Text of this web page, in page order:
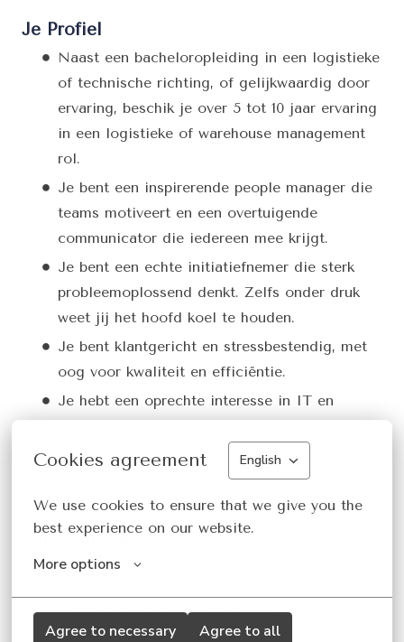
Cookies agreement English
We use cookies to ensure that we give you the
best experience on our website.
More options
Agree to necessary Agree to all
Je Profiel
Naast een bacheloropleiding in een logistieke
of technische richting, of gelijkwaardig door
ervaring, beschik je over 5 tot 10 jaar ervaring
in een logistieke of warehouse management
rol.
Je bent een inspirerende people manager die
teams motiveert en een overtuigende
communicator die iedereen mee krijgt.
Je bent een echte initiatiefnemer die sterk
probleemoplossend denkt. Zelfs onder druk
weet jij het hoofd koel te houden.
Je bent klantgericht en stressbestendig, met
oog voor kwaliteit en efficiëntie.
Je hebt een oprechte interesse in IT en
automatisatie. Termen zoals WMS & WCS
zijn voor jou geen onbekende, maar een kans
om processen slimmer te maken.
Ons Aanbod
Een contract van onbepaalde duur in een
internationaal beursgenoteerd modebedrijf.